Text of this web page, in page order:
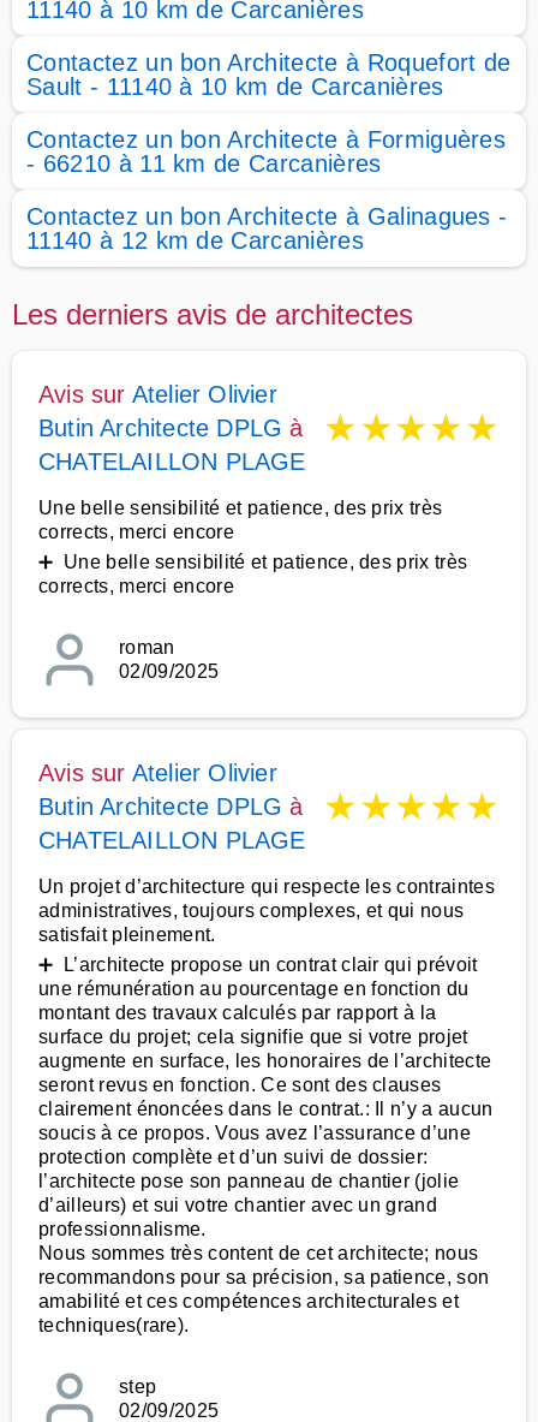
11140 à 10 km de Carcanières
Contactez un bon Architecte à Roquefort de
Sault - 11140 à 10 km de Carcanières
Contactez un bon Architecte à Formiguères
- 66210 à 11 km de Carcanières
Contactez un bon Architecte à Galinagues -
11140 à 12 km de Carcanières
Les derniers avis de architectes
Avis sur Atelier Olivier
Butin Architecte DPLG à
CHATELAILLON PLAGE
★★★★★
Une belle sensibilité et patience, des prix très
corrects, merci encore
➕ Une belle sensibilité et patience, des prix très
corrects, merci encore
roman
02/09/2025
Avis sur Atelier Olivier
Butin Architecte DPLG à
CHATELAILLON PLAGE
★★★★★
Un projet d’architecture qui respecte les contraintes
administratives, toujours complexes, et qui nous
satisfait pleinement.
➕ L’architecte propose un contrat clair qui prévoit
une rémunération au pourcentage en fonction du
montant des travaux calculés par rapport à la
surface du projet; cela signifie que si votre projet
augmente en surface, les honoraires de l’architecte
seront revus en fonction. Ce sont des clauses
clairement énoncées dans le contrat.: Il n’y a aucun
soucis à ce propos. Vous avez l’assurance d’une
protection complète et d’un suivi de dossier:
l’architecte pose son panneau de chantier (jolie
d’ailleurs) et sui votre chantier avec un grand
professionnalisme.
Nous sommes très content de cet architecte; nous
recommandons pour sa précision, sa patience, son
amabilité et ces compétences architecturales et
techniques(rare).
step
02/09/2025